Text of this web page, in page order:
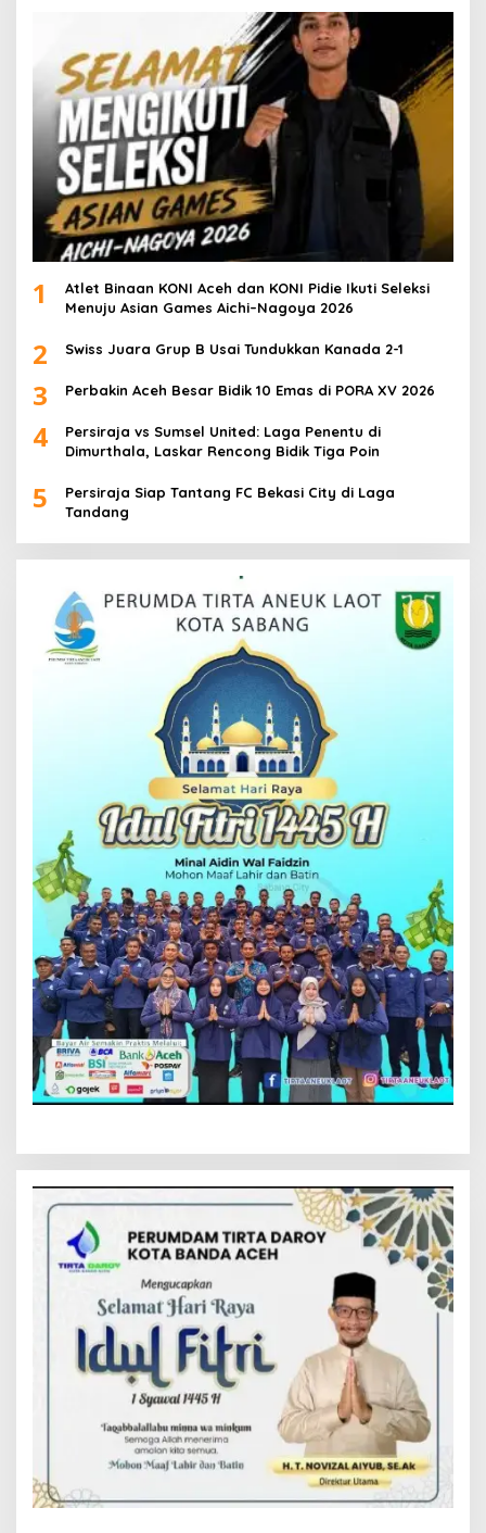
1
Atlet Binaan KONI Aceh dan KONI Pidie Ikuti Seleksi
Menuju Asian Games Aichi–Nagoya 2026
2 Swiss Juara Grup B Usai Tundukkan Kanada 2-1
3 Perbakin Aceh Besar Bidik 10 Emas di PORA XV 2026
4
Persiraja vs Sumsel United: Laga Penentu di
Dimurthala, Laskar Rencong Bidik Tiga Poin
5
Persiraja Siap Tantang FC Bekasi City di Laga
Tandang